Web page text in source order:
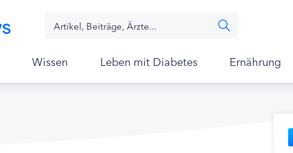
Wissen Leben mit Diabetes Ernährung